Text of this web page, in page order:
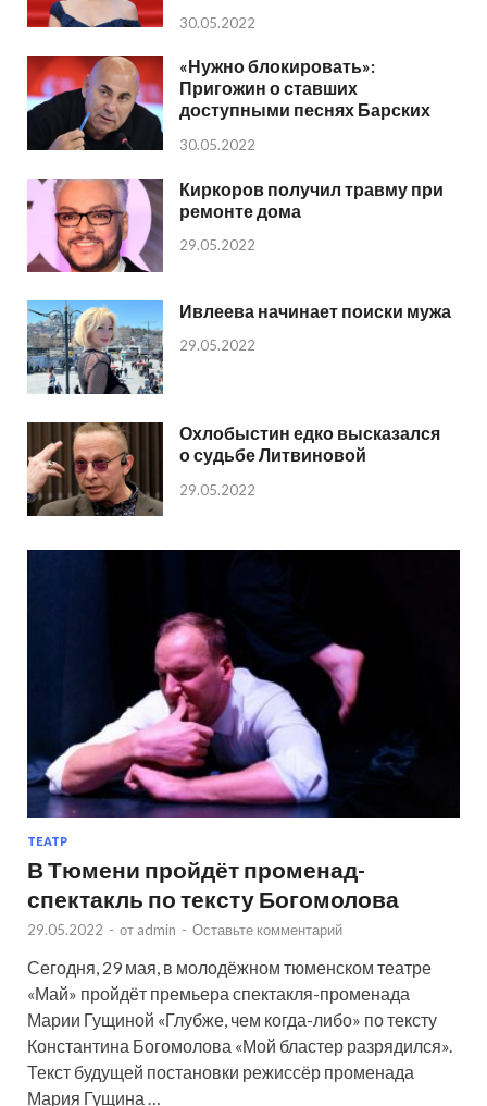
30.05.2022
«Нужно блокировать»:
Пригожин о ставших
доступными песнях Барских
30.05.2022
Киркоров получил травму при
ремонте дома
29.05.2022
Ивлеева начинает поиски мужа
29.05.2022
Охлобыстин едко высказался
о судьбе Литвиновой
29.05.2022
ТЕАТР
В Тюмени пройдёт променад-
спектакль по тексту Богомолова
29.05.2022 - от admin - Оставьте комментарий
Сегодня, 29 мая, в молодёжном тюменском театре
«Май» пройдёт премьера спектакля-променада
Марии Гущиной «Глубже, чем когда-либо» по тексту
Константина Богомолова «Мой бластер разрядился».
Текст будущей постановки режиссёр променада
Мария Гущина …